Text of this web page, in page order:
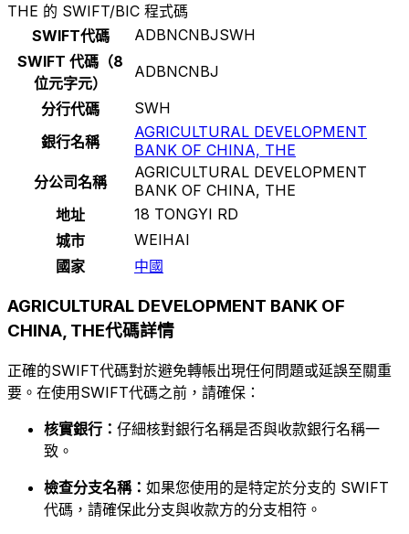
THE 的 SWIFT/BIC 程式碼
SWIFT代碼
ADBNCNBJSWH
SWIFT 代碼（8
位元字元）
ADBNCNBJ
分行代碼
SWH
銀行名稱
AGRICULTURAL DEVELOPMENT
BANK OF CHINA, THE
分公司名稱
AGRICULTURAL DEVELOPMENT
BANK OF CHINA, THE
地址
18 TONGYI RD
城市
WEIHAI
國家
中國
AGRICULTURAL DEVELOPMENT BANK OF
CHINA, THE代碼詳情
正確的SWIFT代碼對於避免轉帳出現任何問題或延誤至關重
要。在使用SWIFT代碼之前，請確保：
核實銀行： 仔細核對銀行名稱是否與收款銀行名稱一
致。
檢查分支名稱： 如果您使用的是特定於分支的 SWIFT
代碼，請確保此分支與收款方的分支相符。